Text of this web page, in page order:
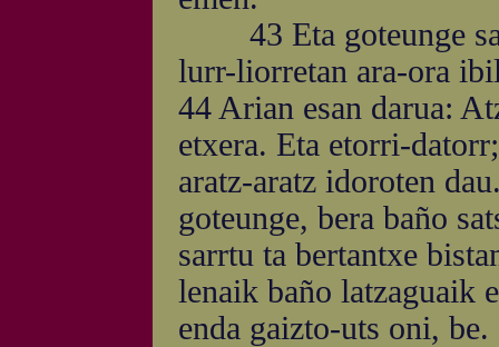
43 Eta goteunge
lurr-liorretan ara-ora
44 Arian esan darua:
etxera. Eta etorri-
aratz-aratz idoroten
goteunge, bera baño
sarrtu ta bertantxe
lenaik baño latzaguaik
enda gaizto-uts oni, be.